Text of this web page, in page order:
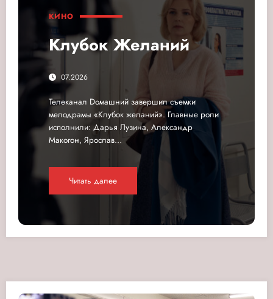
КИНО
Клубок Желаний
07.2026
Телеканал Dомашний завершил съемки
мелодрамы «Клубок желаний». Главные роли
исполнили: Дарья Лузина, Александр
Макогон, Ярослав…
Читать далее